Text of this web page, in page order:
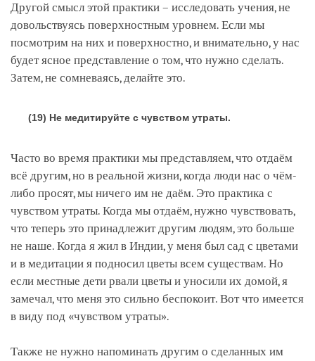
Другой смысл этой практики – исследовать учения, не
довольствуясь поверхностным уровнем. Если мы
посмотрим на них и поверхностно, и внимательно, у нас
будет ясное представление о том, что нужно сделать.
Затем, не сомневаясь, делайте это.
(19) Не медитируйте с чувством утраты.
Часто во время практики мы представляем, что отдаём
всё другим, но в реальной жизни, когда люди нас о чём-
либо просят, мы ничего им не даём. Это практика с
чувством утраты. Когда мы отдаём, нужно чувствовать,
что теперь это принадлежит другим людям, это больше
не наше. Когда я жил в Индии, у меня был сад с цветами
и в медитации я подносил цветы всем существам. Но
если местные дети рвали цветы и уносили их домой, я
замечал, что меня это сильно беспокоит. Вот что имеется
в виду под «чувством утраты».
Также не нужно напоминать другим о сделанных им